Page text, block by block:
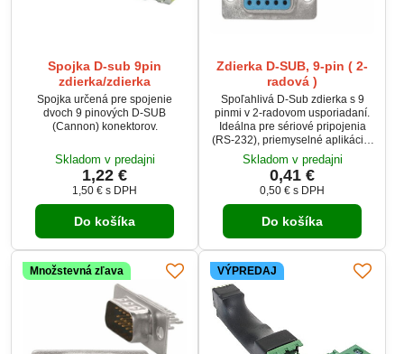
Spojka D-sub 9pin
zdierka/zdierka
Spojka určená pre spojenie
dvoch 9 pinových D-SUB
(Cannon) konektorov.
Skladom v predajni
1,22 €
1,50 € s DPH
Do košíka
Zdierka D-SUB, 9-pin ( 2-
radová )
Spoľahlivá D-Sub zdierka s 9
pinmi v 2-radovom usporiadaní.
Ideálna pre sériové pripojenia
(RS-232), priemyselné aplikácie,
IT a elektroniku. Robustná
konštrukcia a presné
spracovanie zaručujú stabilný
prenos signálu a dlhodobú
spoľahlivosť.
Skladom v predajni
0,41 €
0,50 € s DPH
Do košíka
Množstevná zľava VÝPREDAJ